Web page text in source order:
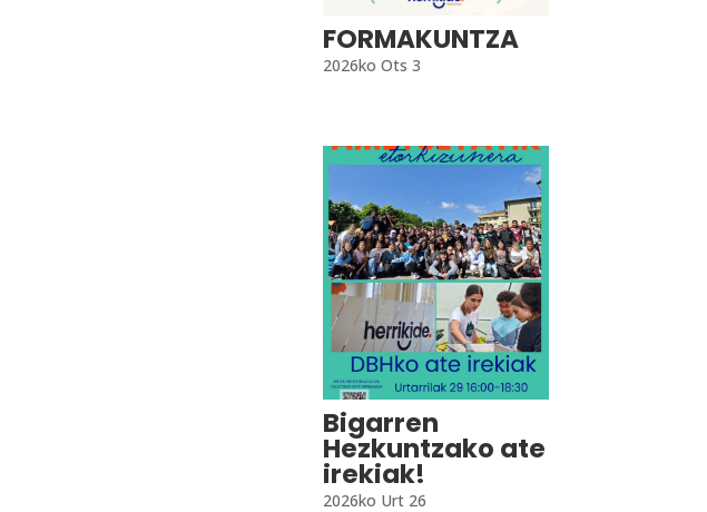
FORMAKUNTZA
2026ko Ots 3
Bigarren
Hezkuntzako ate
irekiak!
2026ko Urt 26